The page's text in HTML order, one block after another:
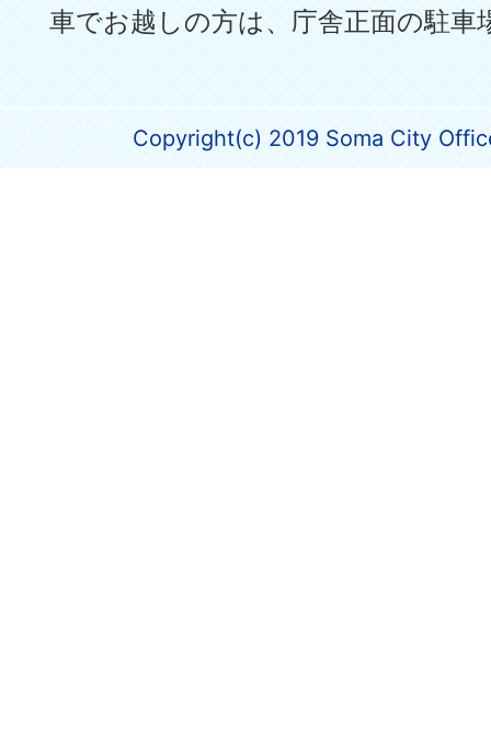
車でお越しの方は、庁舎正面の駐車
Copyright(c) 2019 Soma City